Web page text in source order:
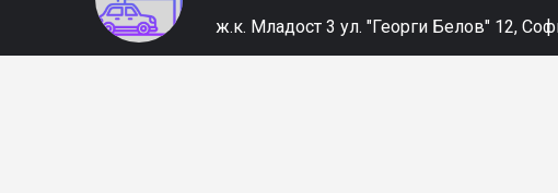
ж.к. Младост 3 ул. "Георги Белов" 12,